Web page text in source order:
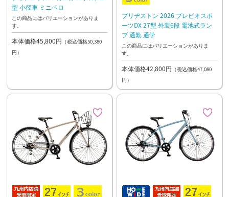
型 小径車 ミニベロ
この商品にはバリエーションがありま
す。
本体価格45,800円 （税込価格50,380
円）
ブリヂストン 2026 プレビオスポ
ーツDX 27型 外装6段 電池式ラン
プ 通勤 通学
この商品にはバリエーションがありま
す。
本体価格42,800円 （税込価格47,080
円）